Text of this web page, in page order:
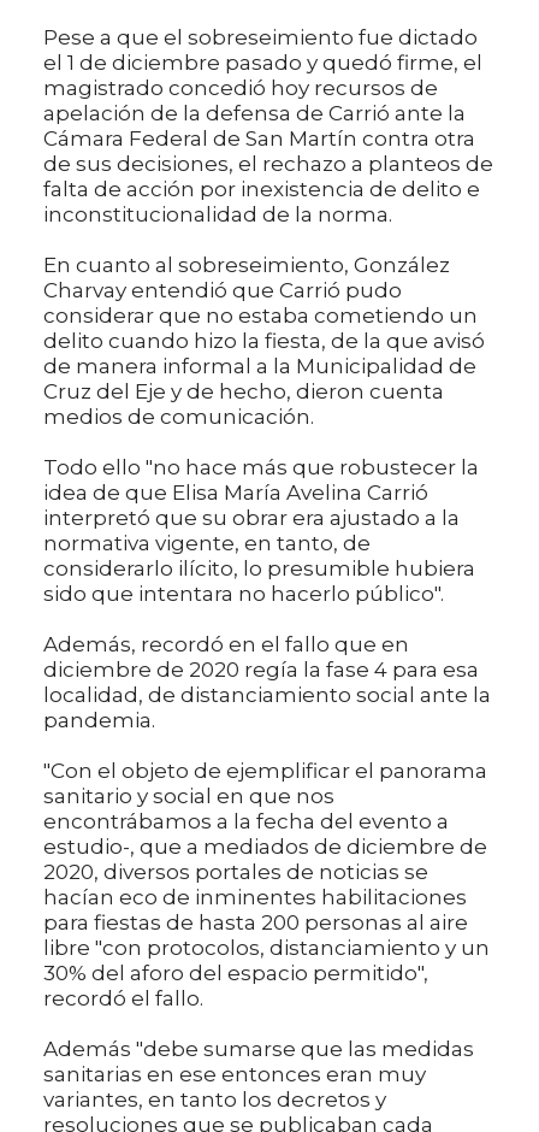
Pese a que el sobreseimiento fue dictado
el 1 de diciembre pasado y quedó firme, el
magistrado concedió hoy recursos de
apelación de la defensa de Carrió ante la
Cámara Federal de San Martín contra otra
de sus decisiones, el rechazo a planteos de
falta de acción por inexistencia de delito e
inconstitucionalidad de la norma.
En cuanto al sobreseimiento, González
Charvay entendió que Carrió pudo
considerar que no estaba cometiendo un
delito cuando hizo la fiesta, de la que avisó
de manera informal a la Municipalidad de
Cruz del Eje y de hecho, dieron cuenta
medios de comunicación.
Todo ello "no hace más que robustecer la
idea de que Elisa María Avelina Carrió
interpretó que su obrar era ajustado a la
normativa vigente, en tanto, de
considerarlo ilícito, lo presumible hubiera
sido que intentara no hacerlo público".
Además, recordó en el fallo que en
diciembre de 2020 regía la fase 4 para esa
localidad, de distanciamiento social ante la
pandemia.
"Con el objeto de ejemplificar el panorama
sanitario y social en que nos
encontrábamos a la fecha del evento a
estudio-, que a mediados de diciembre de
2020, diversos portales de noticias se
hacían eco de inminentes habilitaciones
para fiestas de hasta 200 personas al aire
libre "con protocolos, distanciamiento y un
30% del aforo del espacio permitido",
recordó el fallo.
Además "debe sumarse que las medidas
sanitarias en ese entonces eran muy
variantes, en tanto los decretos y
resoluciones que se publicaban cada